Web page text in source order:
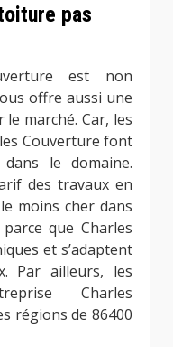
pas
est non
offre aussi une
marché. Car, les
Couverture font
dans le domaine.
des travaux en
moins cher dans
que Charles
et s’adaptent
Par ailleurs, les
Charles
régions de 86400